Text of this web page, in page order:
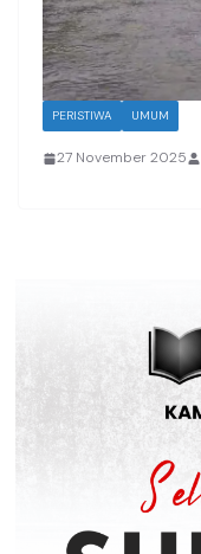
PERISTIWA UMUM
27 November 2025